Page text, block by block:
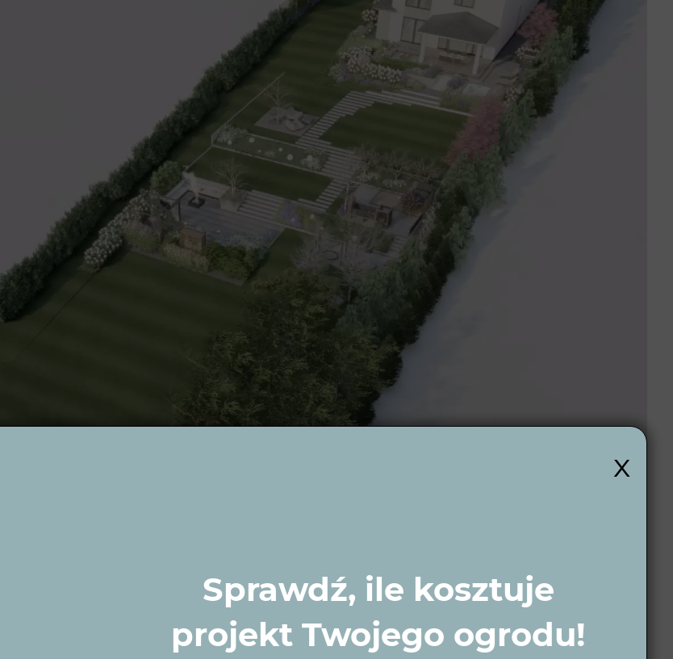
x
Sprawdź, ile kosztuje
projekt Twojego ogrodu!